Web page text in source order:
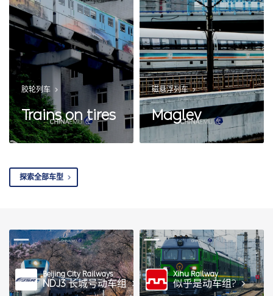
胶轮列车
Trains on tires
磁悬浮列车
Maglev
探索全部车型
Beijing City Railways
NDJ3长城号动车组
Xihu Railway
似乎是动车组?